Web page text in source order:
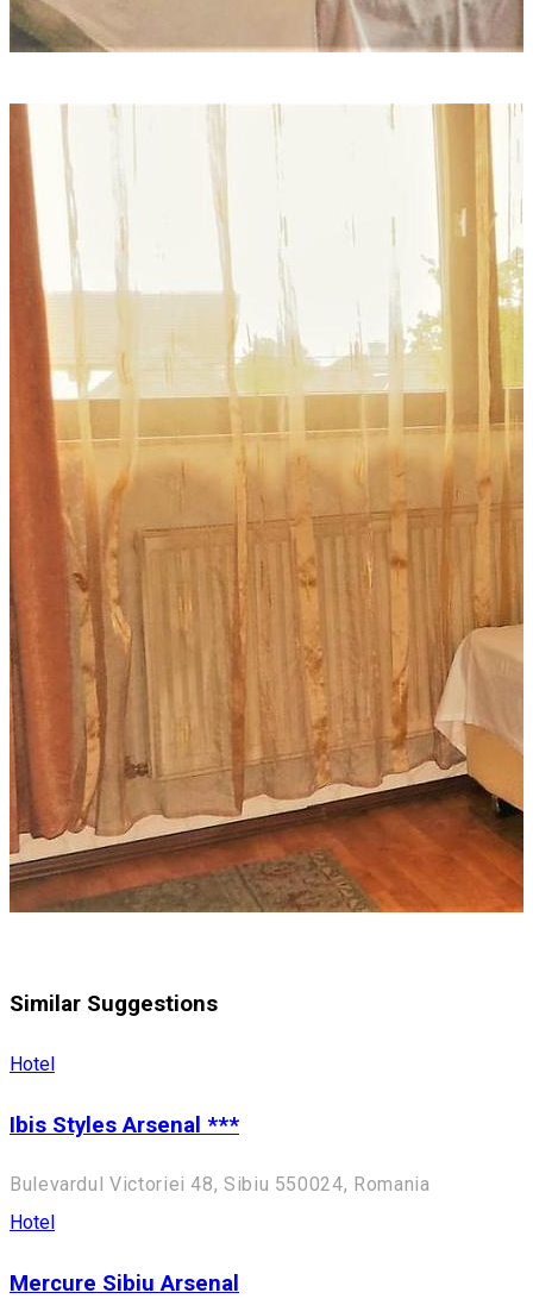
Similar Suggestions
Hotel
Ibis Styles Arsenal ***
Bulevardul Victoriei 48, Sibiu 550024, Romania
Hotel
Mercure Sibiu Arsenal